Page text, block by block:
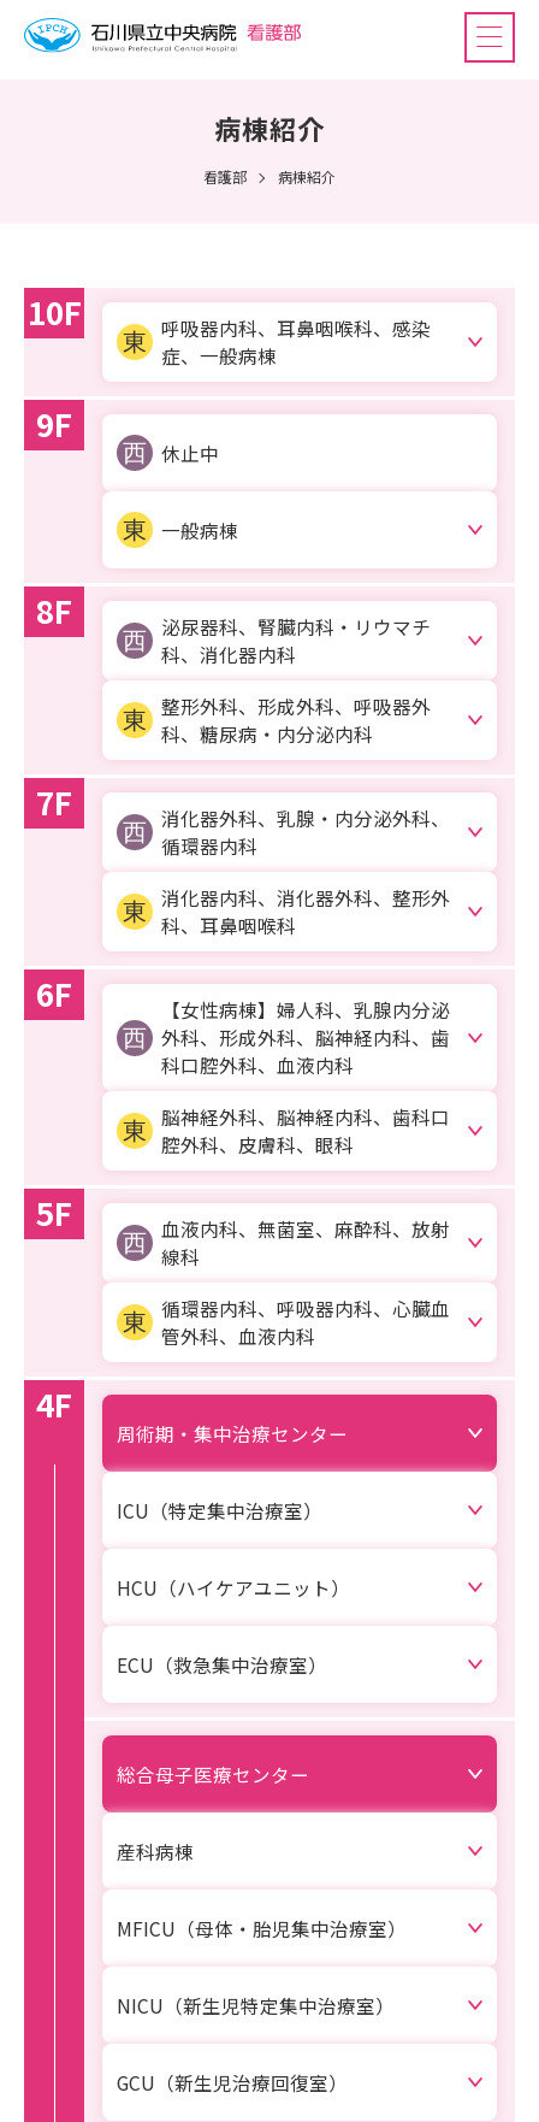
病棟紹介
看護部 病棟紹介
10F
呼吸器内科、耳鼻咽喉科、感染
症、 一般病棟
9F
休止中
一般病棟
8F
泌尿器科、腎臓内科・リウマチ
科、 消化器内科
整形外科、形成外科、呼吸器外
科、 糖尿病・内分泌内科
7F
消化器外科、乳腺・内分泌外科、
循環器内科
消化器内科、消化器外科、整形外
科、 耳鼻咽喉科
6F
【女性病棟】婦人科、乳腺内分泌
外科、 形成外科、脳神経内科、歯
科口腔外科、血液内科
脳神経外科、脳神経内科、 歯科口
腔外科、皮膚科、眼科
5F
血液内科、無菌室、麻酔科、放射
線科
循環器内科、呼吸器内科、 心臓血
管外科、血液内科
4F
周術期・集中治療センター
ICU（特定集中治療室）
HCU（ハイケアユニット）
ECU（救急集中治療室）
総合母子医療センター
産科病棟
MFICU（母体・胎児集中治療室）
NICU（新生児特定集中治療室）
GCU（新生児治療回復室）